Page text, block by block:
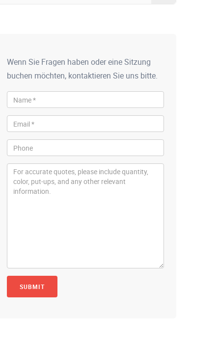
Wenn Sie Fragen haben oder eine Sitzung
buchen möchten, kontaktieren Sie uns bitte.